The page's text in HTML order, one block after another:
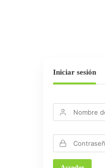
Iniciar sesión